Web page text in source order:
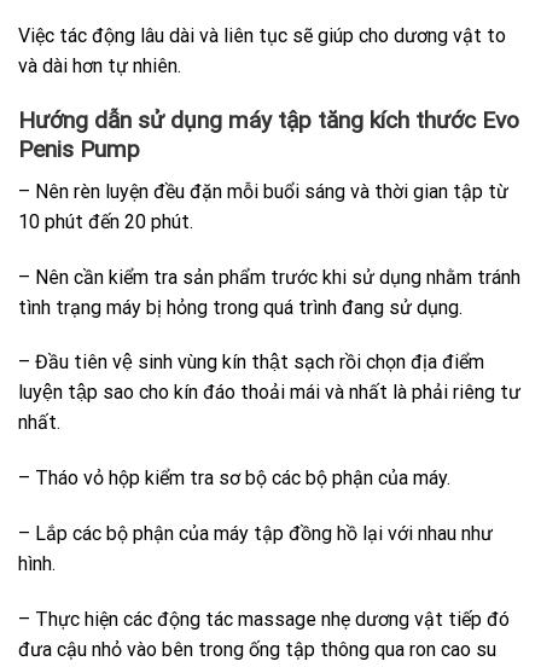
Việc tác động lâu dài và liên tục sẽ giúp cho dương vật to
và dài hơn tự nhiên.
Hướng dẫn sử dụng máy tập tăng kích thước Evo
Penis Pump
– Nên rèn luyện đều đặn mỗi buổi sáng và thời gian tập từ
10 phút đến 20 phút.
– Nên cần kiểm tra sản phẩm trước khi sử dụng nhằm tránh
tình trạng máy bị hỏng trong quá trình đang sử dụng.
– Đầu tiên vệ sinh vùng kín thật sạch rồi chọn địa điểm
luyện tập sao cho kín đáo thoải mái và nhất là phải riêng tư
nhất.
– Tháo vỏ hộp kiểm tra sơ bộ các bộ phận của máy.
– Lắp các bộ phận của máy tập đồng hồ lại với nhau như
hình.
– Thực hiện các động tác massage nhẹ dương vật tiếp đó
đưa cậu nhỏ vào bên trong ống tập thông qua ron cao su